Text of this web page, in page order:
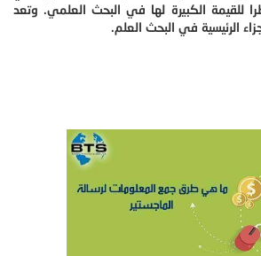
للقيمة الكبيرة لها في البحث العلمي. وتعد
الرئيسية في البحث العلم.